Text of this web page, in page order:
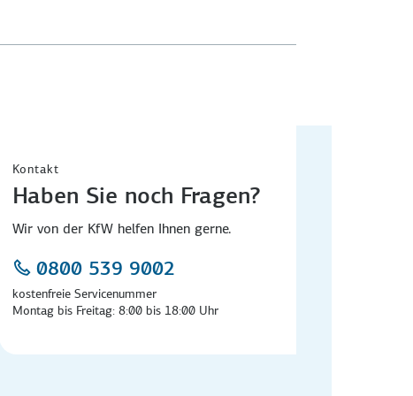
Kontakt
Haben Sie noch Fragen?
Wir von der KfW helfen Ihnen gerne.
0800 539 9002
kostenfreie Servicenummer
Montag bis Freitag: 8:00 bis 18:00 Uhr